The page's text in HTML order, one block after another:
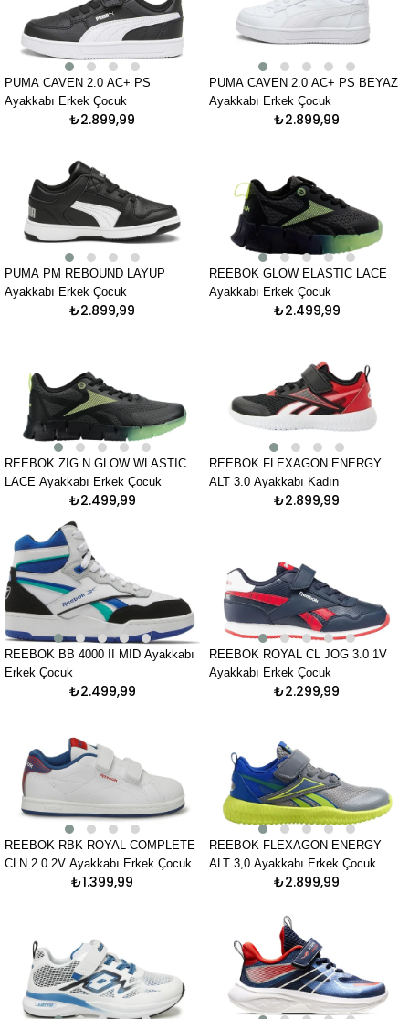
PUMA CAVEN 2.0 AC+ PS
Ayakkabı Erkek Çocuk
₺2.899,99
PUMA CAVEN 2.0 AC+ PS BEYAZ
Ayakkabı Erkek Çocuk
₺2.899,99
PUMA PM REBOUND LAYUP
Ayakkabı Erkek Çocuk
₺2.899,99
REEBOK GLOW ELASTIC LACE
Ayakkabı Erkek Çocuk
₺2.499,99
REEBOK ZIG N GLOW WLASTIC
LACE Ayakkabı Erkek Çocuk
₺2.499,99
REEBOK FLEXAGON ENERGY
ALT 3.0 Ayakkabı Kadın
₺2.899,99
REEBOK BB 4000 II MID Ayakkabı
Erkek Çocuk
₺2.499,99
REEBOK ROYAL CL JOG 3.0 1V
Ayakkabı Erkek Çocuk
₺2.299,99
REEBOK RBK ROYAL COMPLETE
CLN 2.0 2V Ayakkabı Erkek Çocuk
₺1.399,99
REEBOK FLEXAGON ENERGY
ALT 3,0 Ayakkabı Erkek Çocuk
₺2.899,99